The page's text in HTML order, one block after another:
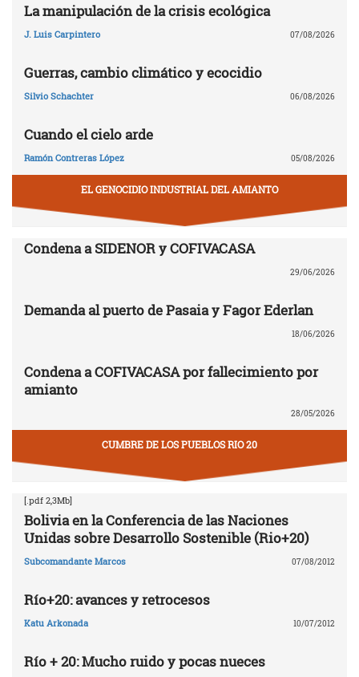
La manipulación de la crisis ecológica
J. Luis Carpintero 07/08/2026
Guerras, cambio climático y ecocidio
Silvio Schachter 06/08/2026
Cuando el cielo arde
Ramón Contreras López 05/08/2026
EL GENOCIDIO INDUSTRIAL DEL AMIANTO
Condena a SIDENOR y COFIVACASA
29/06/2026
Demanda al puerto de Pasaia y Fagor Ederlan
18/06/2026
Condena a COFIVACASA por fallecimiento por
amianto
28/05/2026
CUMBRE DE LOS PUEBLOS RIO 20
[.pdf 2,3Mb]
Bolivia en la Conferencia de las Naciones
Unidas sobre Desarrollo Sostenible (Rio+20)
Subcomandante Marcos 07/08/2012
Río+20: avances y retrocesos
Katu Arkonada 10/07/2012
Río + 20: Mucho ruido y pocas nueces